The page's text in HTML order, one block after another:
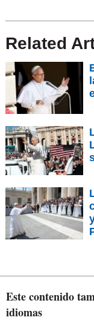
Related
Este contenido
idiomas